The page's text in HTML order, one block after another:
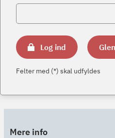
Log ind
Felter med (*) skal udfyldes
Mere info